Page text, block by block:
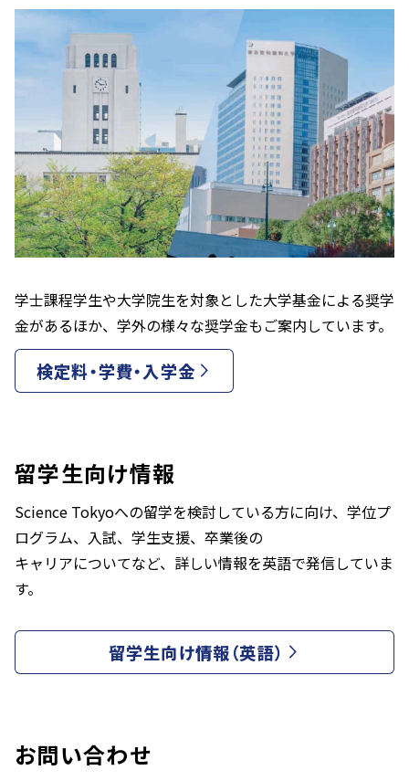
学士課程学生や大学院生を対象とした大学基金による奨学
金があるほか、学外の様々な奨学金もご案内しています。
検定料・学費・入学金
留学生向け情報
Science Tokyoへの留学を検討している方に向け、学位プ
ログラム、入試、学生支援、卒業後の
キャリアについてなど、詳しい情報を英語で発信していま
す。
留学生向け情報（英語）
お問い合わせ